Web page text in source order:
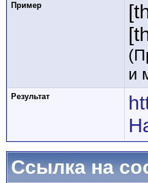
Пример
и
Результат
Ссылка на